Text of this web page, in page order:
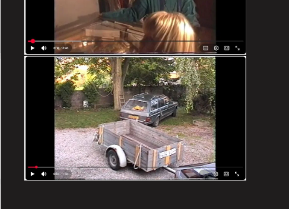
VOIR LE FILM 8MN 46 S
une antiquité.
Août 1997
VOIR LE SPLAN DE COUPES 1 MN 47 S